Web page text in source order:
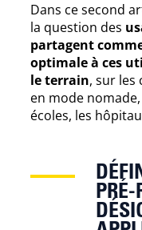
Dans ce second
la question des
partagent
optimale à ces
le terrain, sur les
en mode
écoles, les
PRÉ-